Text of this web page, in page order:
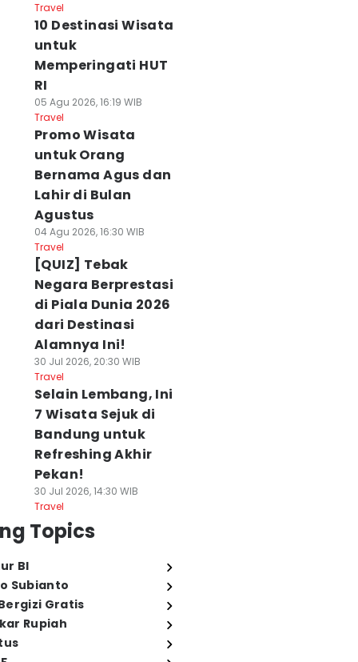
Travel
10 Destinasi Wisata
untuk
Memperingati HUT
RI
05 Agu 2026, 16:19 WIB
Travel
Promo Wisata
untuk Orang
Bernama Agus dan
Lahir di Bulan
Agustus
04 Agu 2026, 16:30 WIB
Travel
[QUIZ] Tebak
Negara Berprestasi
di Piala Dunia 2026
dari Destinasi
Alamnya Ini!
30 Jul 2026, 20:30 WIB
Travel
Selain Lembang, Ini
7 Wisata Sejuk di
Bandung untuk
Refreshing Akhir
Pekan!
30 Jul 2026, 14:30 WIB
Travel
Topics
BI
Subianto
Gratis
Rupiah